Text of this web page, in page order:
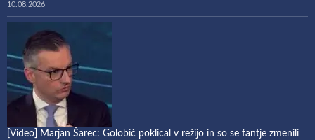
10.08.2026
[Video] Marjan Šarec: Golobič poklical v režijo in so se fantje zmenili